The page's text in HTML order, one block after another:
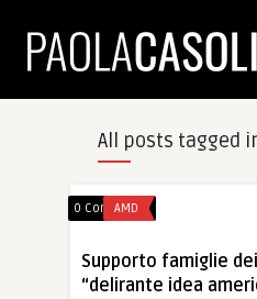
All posts tagged
0 Comments
AMD
Supporto famiglie
“delirante idea